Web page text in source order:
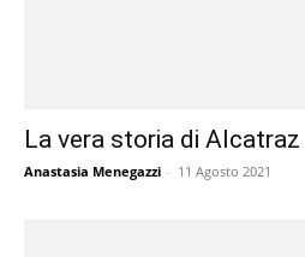
La vera storia di Alcatraz
Anastasia Menegazzi - 11 Agosto 2021